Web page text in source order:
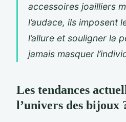
accessoires joailliers
l’audace, ils imposent
l’allure et souligner la
jamais masquer
Les tendances
l’univers des bijoux